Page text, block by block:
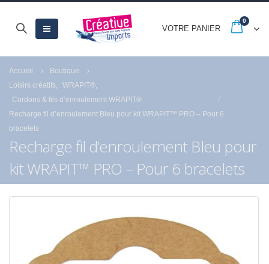
VOTRE PANIER
0
Accueil
Boutique
Loisirs créatifs
WRAPIT®
Cordons & fils d’enroulement WRAPIT®
Recharge fil d’enroulement Bleu pour kit WRAPIT™ PRO – Pour 6
bracelets
Recharge fil d’enroulement Bleu pour
kit WRAPIT™ PRO – Pour 6 bracelets